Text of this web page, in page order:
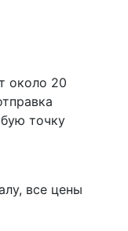
около 20
точку
все цены